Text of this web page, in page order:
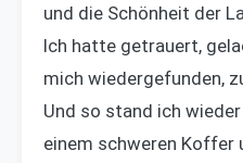
und die Schönheit der
Ich hatte getrauert,
mich wiedergefunden,
Und so stand ich
einem schweren Koffer